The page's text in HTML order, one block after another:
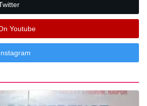
Youtube